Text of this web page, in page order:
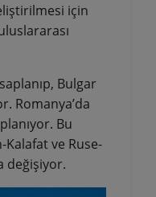
için
Bulgar
Romanya’da
Bu
Kalafat ve Ruse-
değişiyor.